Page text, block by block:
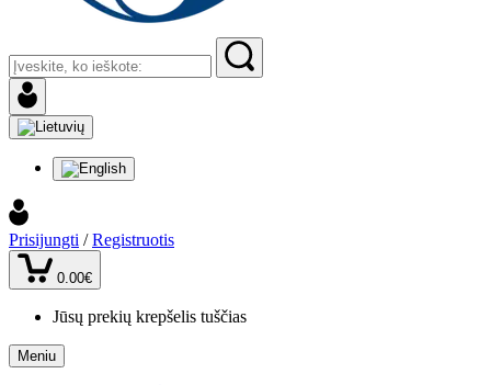
Prisijungti / Registruotis
0.00€
Jūsų prekių krepšelis tuščias
Meniu